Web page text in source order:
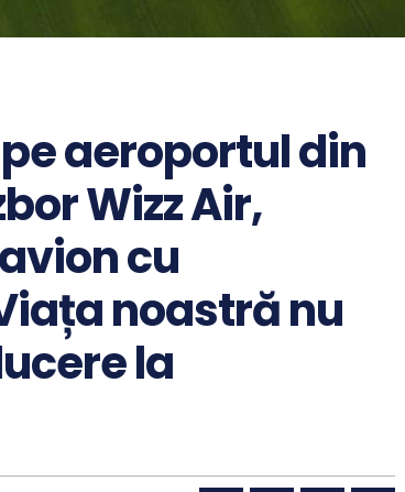
aeroportul din
Wizz Air,
cu
noastră nu
la